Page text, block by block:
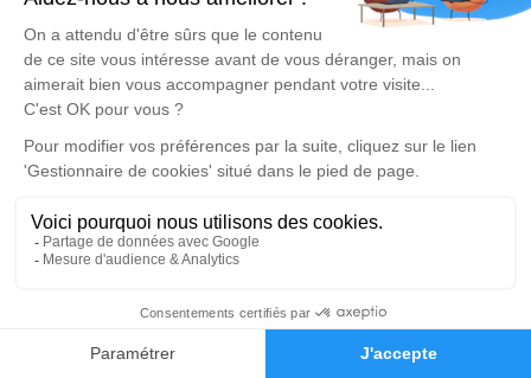
Faire-part Hommages
est un lieu d'expression dédié à honorer la
mémoire de Renée VEILLÉ.
Un service de plantation d’arbre hommage est
disponible ici.
Je rends hommage
Cérémonie religieuse
Église St Jean de Linières de Saint-Jean-de-